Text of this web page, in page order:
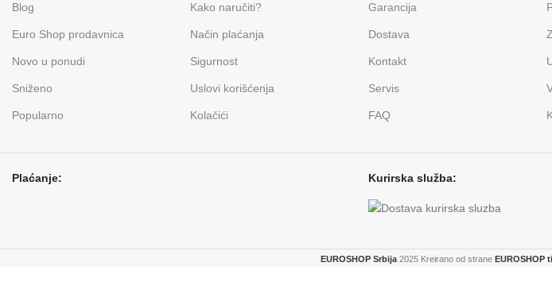
Blog
Euro Shop prodavnica
Novo u ponudi
Sniženo
Popularno
Kako naručiti?
Način plaćanja
Sigurnost
Uslovi korišćenja
Kolačići
Garancija
Dostava
Kontakt
Servis
FAQ
Plaćanje: Kurirska služba:
EUROSHOP Srbija 2025 Kreirano od strane EUROSHOP